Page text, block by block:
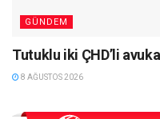
GÜNDEM
Tutuklu iki ÇHD’li
8 AĞUSTOS 2026